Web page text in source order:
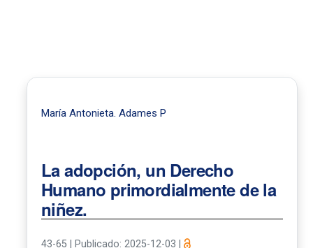
María Antonieta. Adames P
La adopción, un Derecho
Humano primordialmente de la
niñez.
43-65 Publicado: 2025-12-03